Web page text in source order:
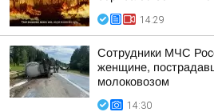
14:29
Сотрудники МЧС
женщине,
молоковозом
14:30